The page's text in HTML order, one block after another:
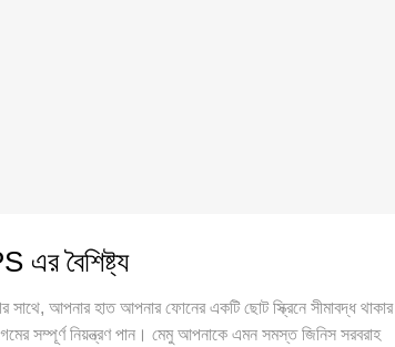
বৈশিষ্ট্য
আপনার হাত আপনার ফোনের একটি ছোট স্ক্রিনে সীমাবদ্ধ থাকার
সম্পূর্ণ নিয়ন্ত্রণ পান। মেমু আপনাকে এমন সমস্ত জিনিস সরবরাহ